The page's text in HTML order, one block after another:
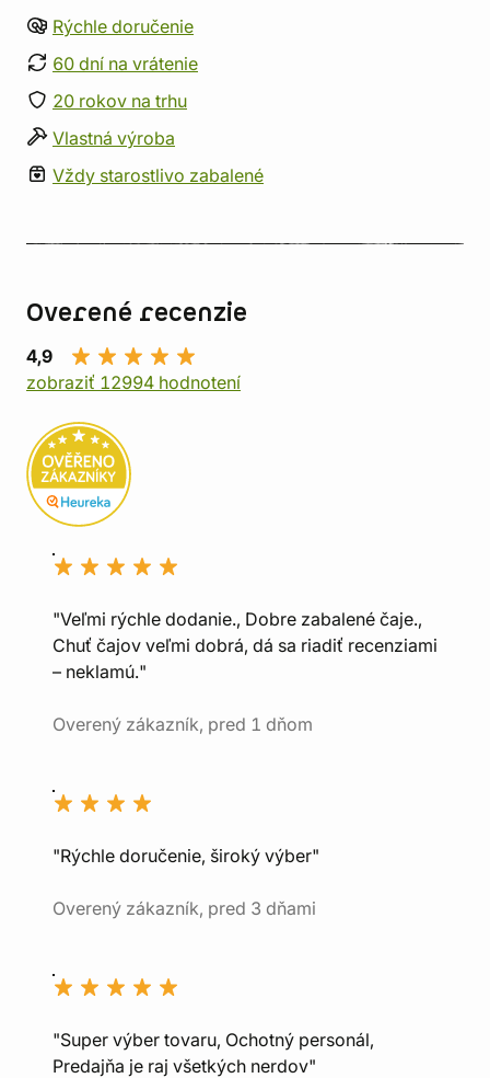
Rýchle doručenie
60 dní na vrátenie
20 rokov na trhu
Vlastná výroba
Vždy starostlivo zabalené
Overené recenzie
4,9
zobraziť 12994 hodnotení
"Veľmi rýchle dodanie., Dobre zabalené čaje.,
Chuť čajov veľmi dobrá, dá sa riadiť recenziami
– neklamú."
Overený zákazník, pred 1 dňom
"Rýchle doručenie, široký výber"
Overený zákazník, pred 3 dňami
"Super výber tovaru, Ochotný personál,
Predajňa je raj všetkých nerdov"